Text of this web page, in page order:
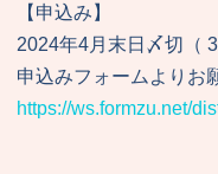
【申込み】
2024年4月末日〆切（
申込みフォームよりお
https://ws.formzu.net/